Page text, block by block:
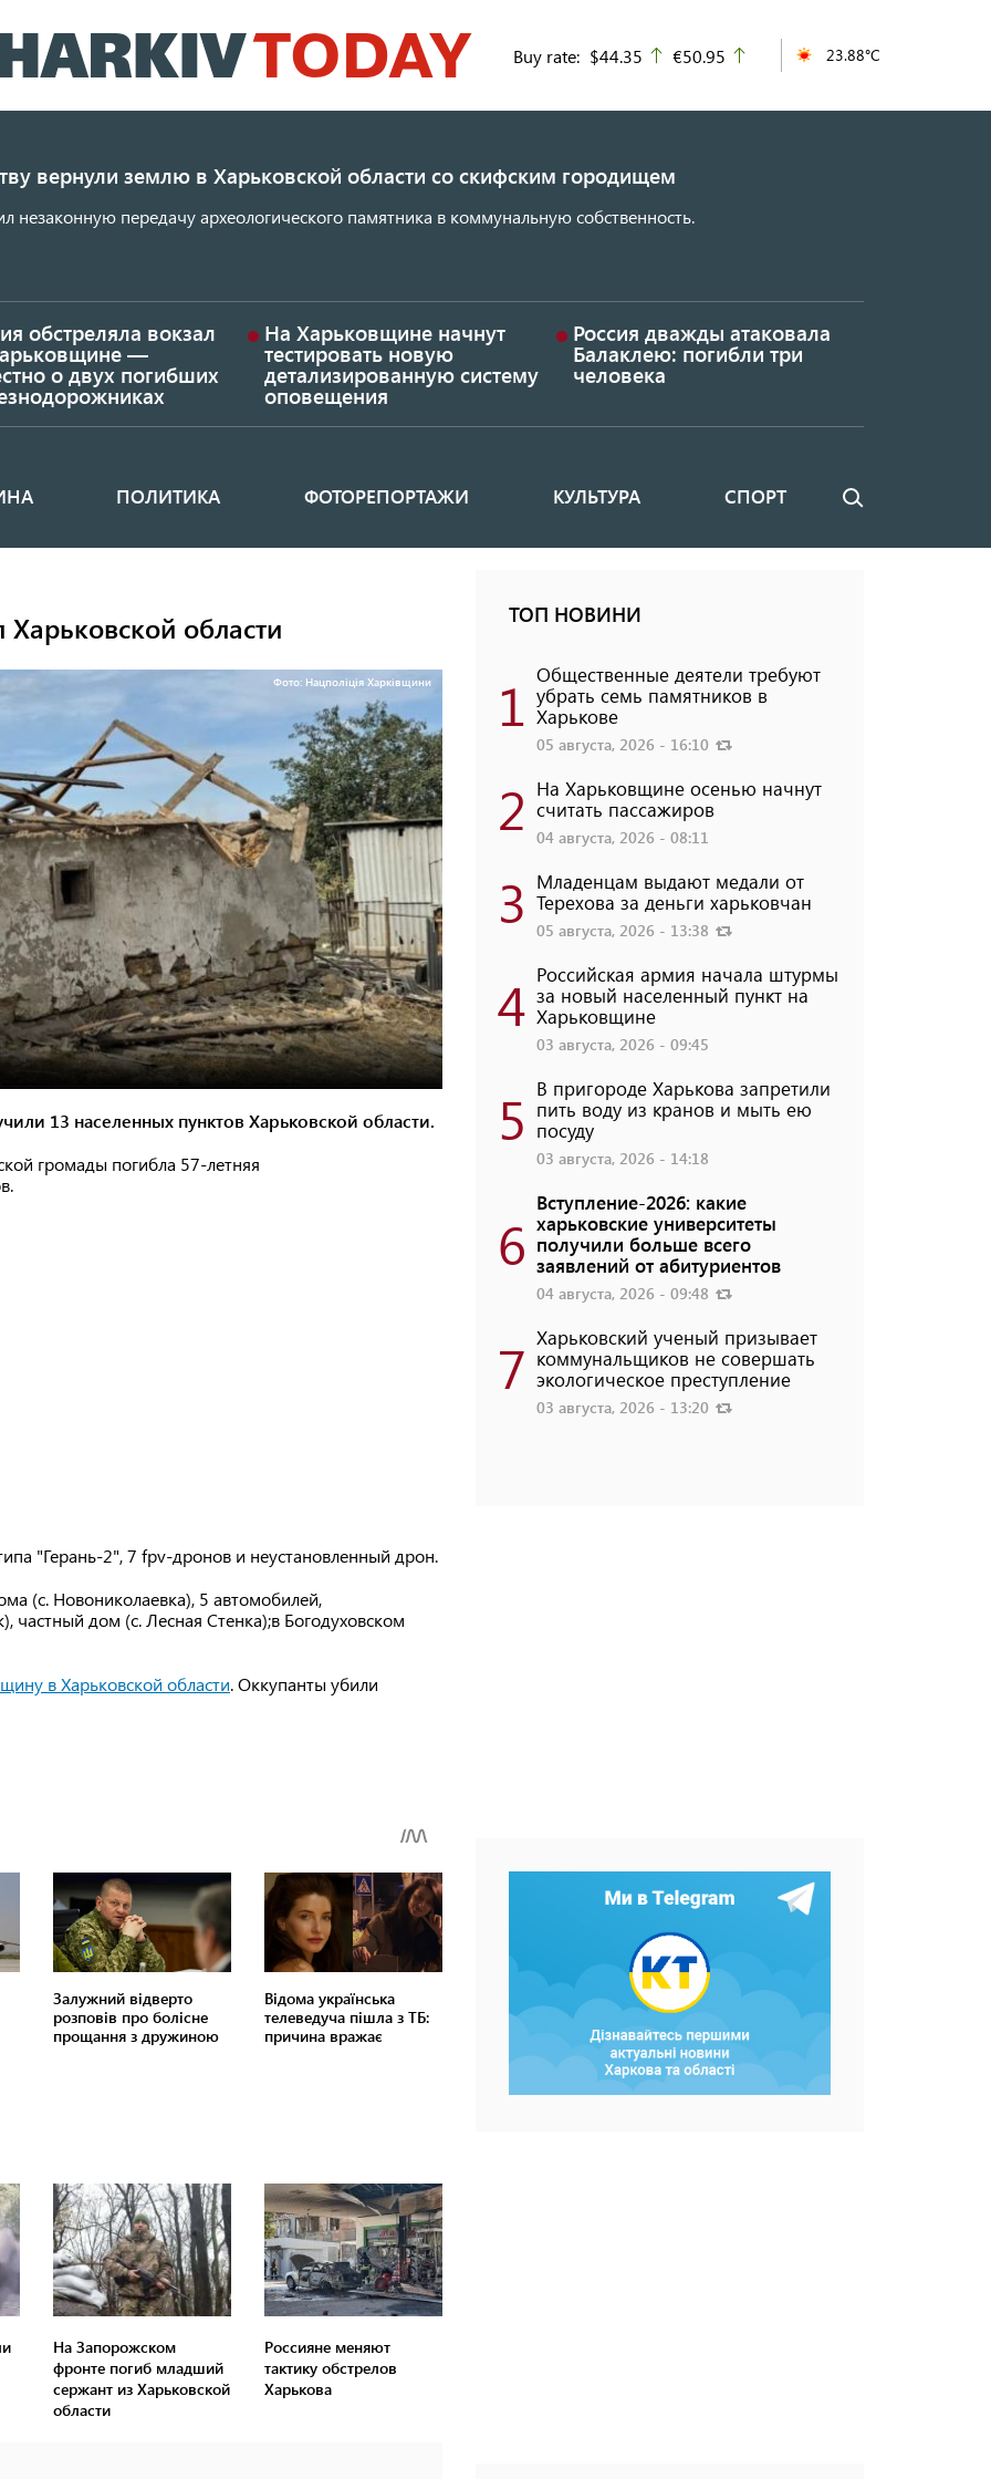
к
основному
Buy rate: $44.35 up
€50.95 23.88°C
вернули землю в Харьковской области со скифским городищем
незаконную передачу археологического памятника в коммунальную собственность.
обстреляла вокзал
—
о двух погибших
На Харьковщине начнут
тестировать новую
детализированную систему
оповещения
Россия дважды атаковала
Балаклею: погибли три
человека
ПОЛИТИКА ФОТОРЕПОРТАЖИ КУЛЬТУРА СПОРТ Поиск
области
Фото: Нацполіція Харківщини
13 населенных пунктов Харьковской области.
громады погибла 57-летняя
"Герань-2", 7 fpv-дронов и неустановленный дрон.
(с. Новониколаевка), 5 автомобилей,
частный дом (с. Лесная Стенка);в Богодуховском
в Харьковской области. Оккупанты убили
На Запорожском
фронте погиб младший
сержант из Харьковской
области
Россияне меняют
тактику обстрелов
Харькова
ТОП НОВИНИ
1 Общественные деятели требуют
убрать семь памятников в
Харькове
05 августа, 2026 - 16:10
2 На Харьковщине осенью начнут
считать пассажиров
04 августа, 2026 - 08:11
3 Младенцам выдают медали от
Терехова за деньги харьковчан
05 августа, 2026 - 13:38
4 Российская армия начала штурмы
за новый населенный пункт на
Харьковщине
03 августа, 2026 - 09:45
5 В пригороде Харькова запретили
пить воду из кранов и мыть ею
посуду
03 августа, 2026 - 14:18
6
Вступление-2026: какие
харьковские университеты
получили больше всего
заявлений от абитуриентов
04 августа, 2026 - 09:48
7 Харьковский ученый призывает
коммунальщиков не совершать
экологическое преступление
03 августа, 2026 - 13:20